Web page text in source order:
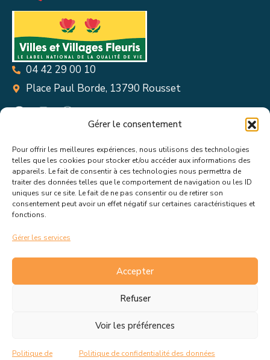
Gérer le consentement
Pour offrir les meilleures expériences, nous utilisons des technologies
telles que les cookies pour stocker et/ou accéder aux informations des
appareils. Le fait de consentir à ces technologies nous permettra de
traiter des données telles que le comportement de navigation ou les ID
uniques sur ce site. Le fait de ne pas consentir ou de retirer son
consentement peut avoir un effet négatif sur certaines caractéristiques et
fonctions.
Gérer les services
Accepter
Refuser
Voir les préférences
Politique de Politique de confidentialité des données
04 42 29 00 10
Place Paul Borde, 13790 Rousset
Suivez toutes les informations &
actualités de votre ville !
mairie de Rousset. En savoir plus sur la gestion de mes